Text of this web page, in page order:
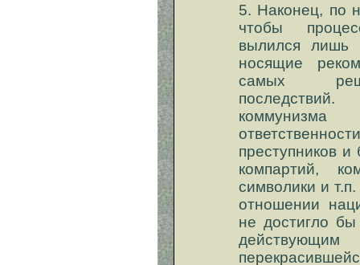
5. Наконец, по
чтобы
вылился лишь
носящие
самых
последствий.
преступников
компартий,
символики и
отношении
не достигло